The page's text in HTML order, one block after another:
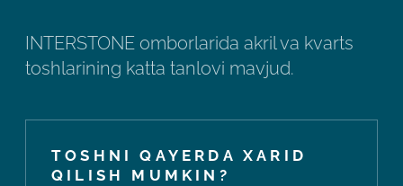
INTERSTONE omborlarida akril va kvarts
toshlarining katta tanlovi mavjud.
TOSHNI QAYERDA XARID
QILISH MUMKIN?